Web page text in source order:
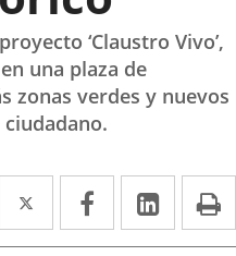
‘Claustro Vivo’,
una plaza de
zonas verdes y nuevos
Twitter
Enlace
a
Facebook
Enlace
a
Enlace
a